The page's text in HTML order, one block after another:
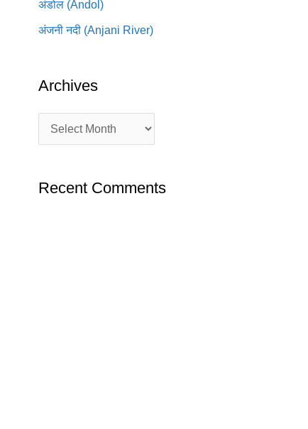
अंडोल (Andol)
अंजनी नदी (Anjani River)
Archives
Recent Comments